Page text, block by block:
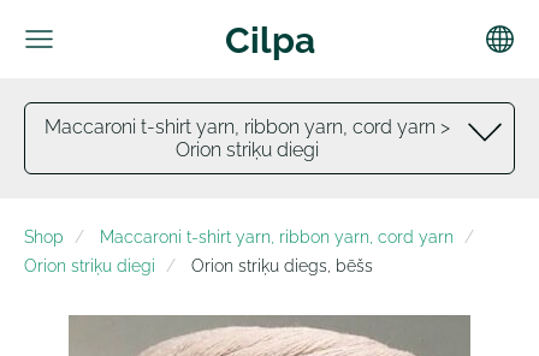
Cilpa
Maccaroni t-shirt yarn, ribbon yarn, cord yarn >
Orion striķu diegi
Shop
Maccaroni t-shirt yarn, ribbon yarn, cord yarn
Orion striķu diegi
Orion striķu diegs, bēšs